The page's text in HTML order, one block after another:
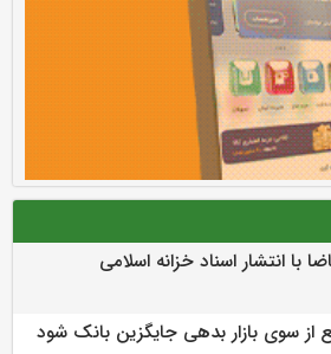
با انتشار اسناد خزانه اسلامی
از سوی بازار بدهی جایگزین بانک شود